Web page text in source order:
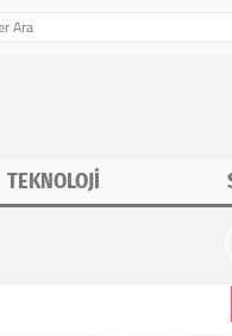
TEKNOLOJİ